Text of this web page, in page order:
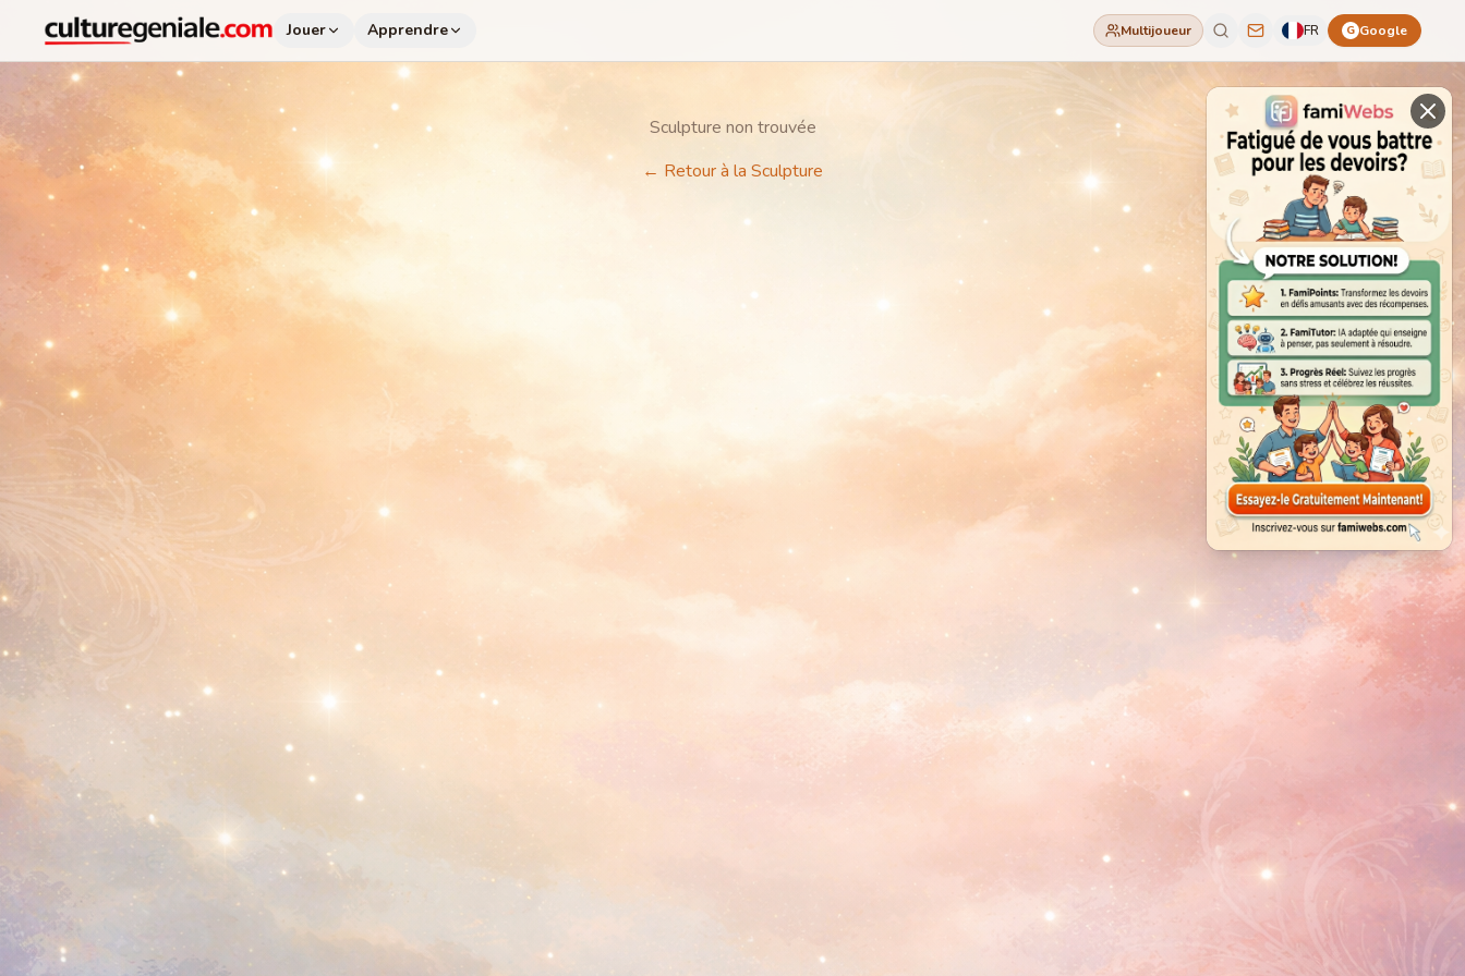
Jouer Apprendre Multijoueur FR G Google
Sculpture non trouvée
← Retour à la Sculpture